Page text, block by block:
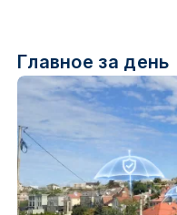
Главное за день